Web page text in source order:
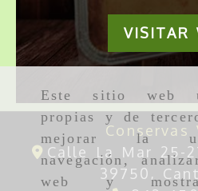
Este sitio web
propias y de
mejorar la
navegación,
web y
VISITAR
Conservas
Calle La Mar 25-
39750,